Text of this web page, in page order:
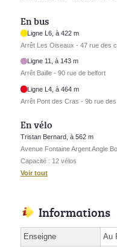
En bus
Ligne L6, à 422 m
Arrêt Les Oiseaux - 47 rue des
Ligne 11, à 143 m
Arrêt Baille - 90 rue de belfort
Ligne L4, à 464 m
Arrêt Pont des Cras - 9b rue
En vélo
Tristan Bernard, à 562 m
Avenue Fontaine Argent Angle
Capacité : 12 vélos
Voir tout
Informations
Enseigne Au